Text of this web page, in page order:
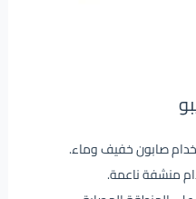
صابون خفيف وماء.
منشفة ناعمة.